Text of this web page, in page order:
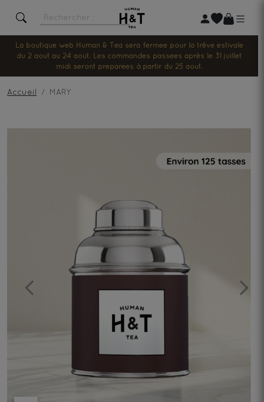
La boutique web Human & Tea sera fermée pour la trêve estivale
du 2 août au 24 août. Les commandes passées après le 31 juillet
midi seront préparées à partir du 25 août.
Accueil MARY
Previous Next